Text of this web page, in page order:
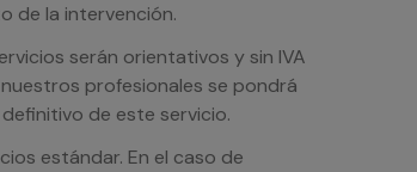
de la intervención.
serán orientativos y sin IVA
profesionales se pondrá
de este servicio.
estándar. En el caso de